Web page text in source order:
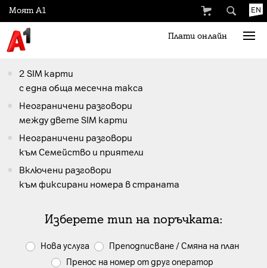
EN
Плати онлайн
Моят А1
2 SIM карти
с една обща месечна такса
Неограничени разговори
между двете SIM карти
Неограничени разговори
към Семейство и приятели
Включени разговори
към фиксирани номера в страната
Изберете тип на поръчката:
Нова услуга
Преподписване / Смяна на план
Пренос на номер от друг оператор